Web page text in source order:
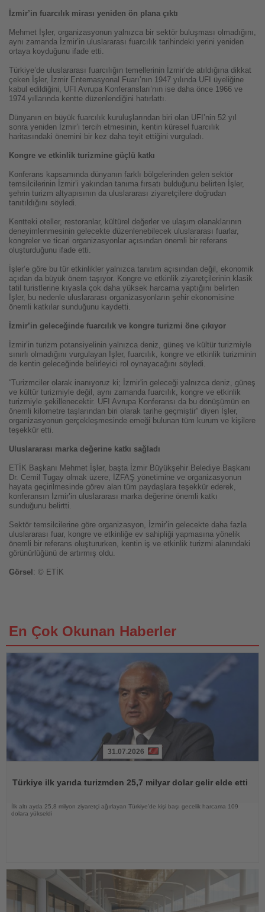
İzmir’in fuarcılık mirası yeniden ön plana çıktı
Mehmet İşler, organizasyonun yalnızca bir sektör buluşması olmadığını,
aynı zamanda İzmir’in uluslararası fuarcılık tarihindeki yerini yeniden
ortaya koyduğunu ifade etti.
Türkiye’de uluslararası fuarcılığın temellerinin İzmir’de atıldığına dikkat
çeken İşler, İzmir Enternasyonal Fuarı’nın 1947 yılında UFI üyeliğine
kabul edildiğini, UFI Avrupa Konferansları’nın ise daha önce 1966 ve
1974 yıllarında kentte düzenlendiğini hatırlattı.
Dünyanın en büyük fuarcılık kuruluşlarından biri olan UFI’nin 52 yıl
sonra yeniden İzmir’i tercih etmesinin, kentin küresel fuarcılık
haritasındaki önemini bir kez daha teyit ettiğini vurguladı.
Kongre ve etkinlik turizmine güçlü katkı
Konferans kapsamında dünyanın farklı bölgelerinden gelen sektör
temsilcilerinin İzmir’i yakından tanıma fırsatı bulduğunu belirten İşler,
şehrin turizm altyapısının da uluslararası ziyaretçilere doğrudan
tanıtıldığını söyledi.
Kentteki oteller, restoranlar, kültürel değerler ve ulaşım olanaklarının
deneyimlenmesinin gelecekte düzenlenebilecek uluslararası fuarlar,
kongreler ve ticari organizasyonlar açısından önemli bir referans
oluşturduğunu ifade etti.
İşler’e göre bu tür etkinlikler yalnızca tanıtım açısından değil, ekonomik
açıdan da büyük önem taşıyor. Kongre ve etkinlik ziyaretçilerinin klasik
tatil turistlerine kıyasla çok daha yüksek harcama yaptığını belirten
İşler, bu nedenle uluslararası organizasyonların şehir ekonomisine
önemli katkılar sunduğunu kaydetti.
İzmir’in geleceğinde fuarcılık ve kongre turizmi öne çıkıyor
İzmir’in turizm potansiyelinin yalnızca deniz, güneş ve kültür turizmiyle
sınırlı olmadığını vurgulayan İşler, fuarcılık, kongre ve etkinlik turizminin
de kentin geleceğinde belirleyici rol oynayacağını söyledi.
“Turizmciler olarak inanıyoruz ki; İzmir'in geleceği yalnızca deniz, güneş
ve kültür turizmiyle değil, aynı zamanda fuarcılık, kongre ve etkinlik
turizmiyle şekillenecektir. UFI Avrupa Konferansı da bu dönüşümün en
önemli kilometre taşlarından biri olarak tarihe geçmiştir” diyen İşler,
organizasyonun gerçekleşmesinde emeği bulunan tüm kurum ve kişilere
teşekkür etti.
Uluslararası marka değerine katkı sağladı
ETİK Başkanı Mehmet İşler, başta İzmir Büyükşehir Belediye Başkanı
Dr. Cemil Tugay olmak üzere, İZFAŞ yönetimine ve organizasyonun
hayata geçirilmesinde görev alan tüm paydaşlara teşekkür ederek,
konferansın İzmir’in uluslararası marka değerine önemli katkı
sunduğunu belirtti.
Sektör temsilcilerine göre organizasyon, İzmir’in gelecekte daha fazla
uluslararası fuar, kongre ve etkinliğe ev sahipliği yapmasına yönelik
önemli bir referans oluştururken, kentin iş ve etkinlik turizmi alanındaki
görünürlüğünü de artırmış oldu.
Görsel : © ETİK
En Çok Okunan Haberler
31.07.2026
Türkiye ilk yarıda turizmden 25,7 milyar dolar gelir elde etti
İlk altı ayda 25,8 milyon ziyaretçi ağırlayan Türkiye’de kişi başı gecelik harcama 109
dolara yükseldi